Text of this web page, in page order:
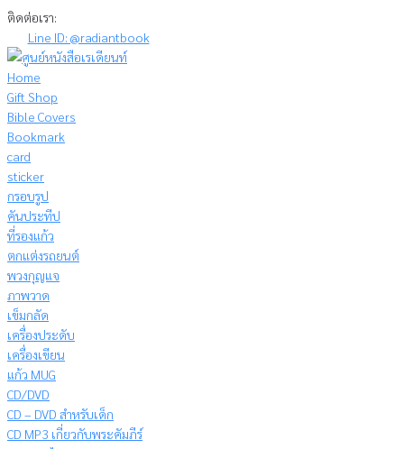
Skip
content
ติดต่อเรา:
Line ID: @radiantbook
Home
Gift Shop
Bible Covers
Bookmark
card
sticker
กรอบรูป
คันประทีป
ที่รองแก้ว
ตกแต่งรถยนต์
พวงกุญแจ
ภาพวาด
เข็มกลัด
เครื่องประดับ
เครื่องเขียน
แก้ว MUG
CD/DVD
CD – DVD สำหรับเด็ก
CD MP3 เกี่ยวกับพระคัมภีร์